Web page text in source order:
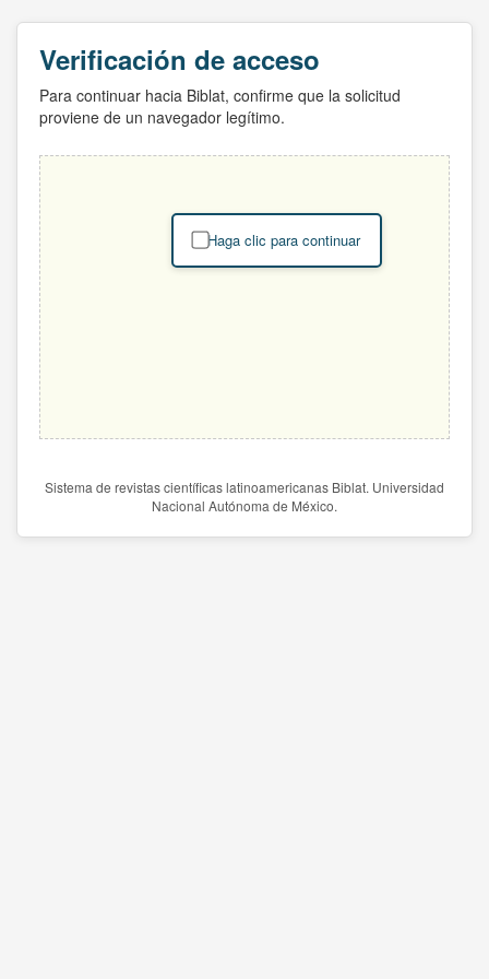
Verificación de acceso
Para continuar hacia Biblat, confirme que la solicitud
proviene de un navegador legítimo.
Haga clic para continuar
Sistema de revistas científicas latinoamericanas Biblat. Universidad
Nacional Autónoma de México.